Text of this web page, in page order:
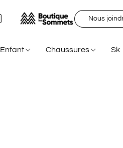
Nous
Enfant Chaussures